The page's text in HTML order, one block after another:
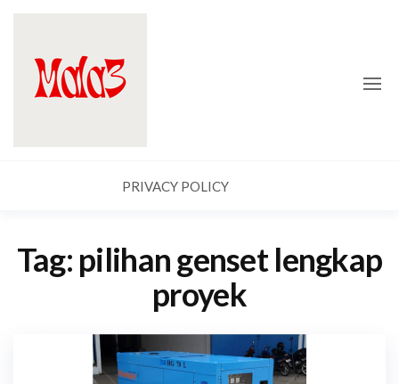
content
PRIVACY POLICY
Tag: pilihan genset lengkap
proyek